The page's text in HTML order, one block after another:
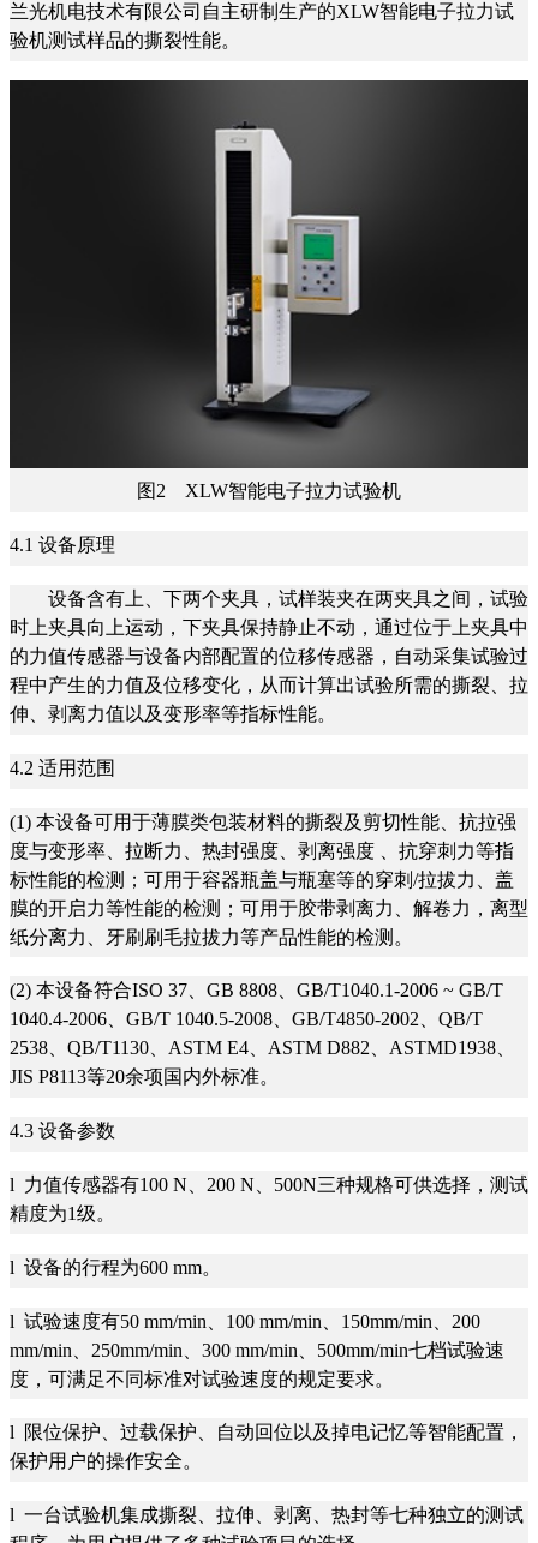
兰光机电技术有限公司自主研制生产的XLW智能电子拉力试
验机测试样品的撕裂性能。
图2 XLW智能电子拉力试验机
4.1 设备原理
设备含有上、下两个夹具，试样装夹在两夹具之间，试验
时上夹具向上运动，下夹具保持静止不动，通过位于上夹具中
的力值传感器与设备内部配置的位移传感器，自动采集试验过
程中产生的力值及位移变化，从而计算出试验所需的撕裂、拉
伸、剥离力值以及变形率等指标性能。
4.2 适用范围
(1) 本设备可用于薄膜类包装材料的撕裂及剪切性能、抗拉强
度与变形率、拉断力、热封强度、剥离强度 、抗穿刺力等指
标性能的检测；可用于容器瓶盖与瓶塞等的穿刺/拉拔力、盖
膜的开启力等性能的检测；可用于胶带剥离力、解卷力，离型
纸分离力、牙刷刷毛拉拔力等产品性能的检测。
(2) 本设备符合ISO 37、GB 8808、GB/T1040.1-2006 ~ GB/T
1040.4-2006、GB/T 1040.5-2008、GB/T4850-2002、QB/T
2538、QB/T1130、ASTM E4、ASTM D882、ASTMD1938、
JIS P8113等20余项国内外标准。
4.3 设备参数
l 力值传感器有100 N、200 N、500N三种规格可供选择，测试
精度为1级。
l 设备的行程为600 mm。
l 试验速度有50 mm/min、100 mm/min、150mm/min、200
mm/min、250mm/min、300 mm/min、500mm/min七档试验速
度，可满足不同标准对试验速度的规定要求。
l 限位保护、过载保护、自动回位以及掉电记忆等智能配置，
保护用户的操作安全。
l 一台试验机集成撕裂、拉伸、剥离、热封等七种独立的测试